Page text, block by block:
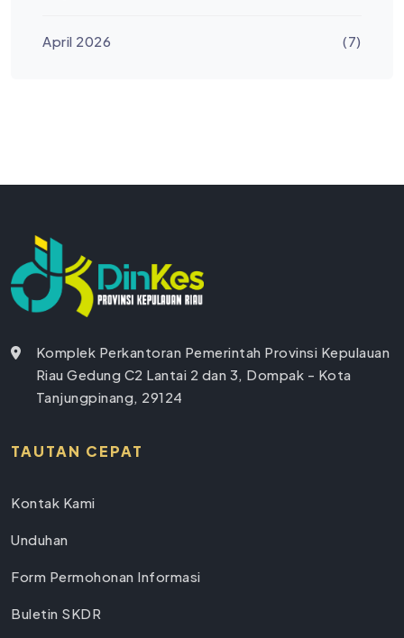
April 2026 (7)
Komplek Perkantoran Pemerintah Provinsi Kepulauan
Riau Gedung C2 Lantai 2 dan 3, Dompak - Kota
Tanjungpinang, 29124
TAUTAN CEPAT
Kontak Kami
Unduhan
Form Permohonan Informasi
Buletin SKDR